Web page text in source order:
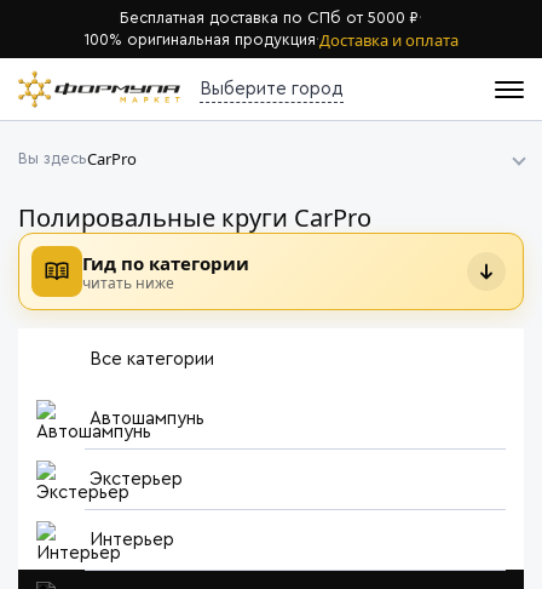
Бесплатная доставка по СПб от 5000 ₽·
100% оригинальная продукция·Доставка и оплата
Выберите город
Вы здесьCarPro
Полировальные круги CarPro
Гид по категории
читать ниже
Все категории
Автошампунь
Экстерьер
Интерьер